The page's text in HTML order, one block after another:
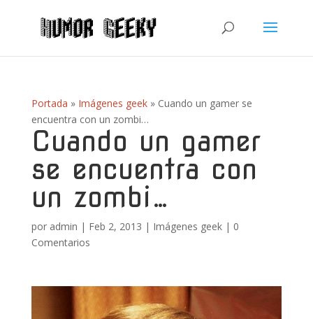
Portada » Imágenes geek» Cuando un gamer se
encuentra con un zombi…
Cuando un gamer
se encuentra con
un zombi…
por admin | Feb 2, 2013 | Imágenes geek| 0
Comentarios